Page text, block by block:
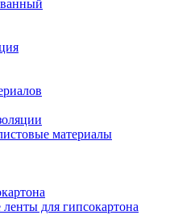
материалы
для гипсокартона